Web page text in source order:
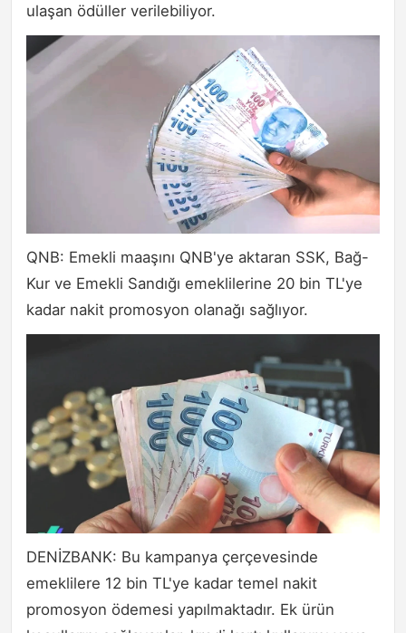
ulaşan ödüller verilebiliyor.
QNB: Emekli maaşını QNB'ye aktaran SSK, Bağ-
Kur ve Emekli Sandığı emeklilerine 20 bin TL'ye
kadar nakit promosyon olanağı sağlıyor.
DENİZBANK: Bu kampanya çerçevesinde
emeklilere 12 bin TL'ye kadar temel nakit
promosyon ödemesi yapılmaktadır. Ek ürün